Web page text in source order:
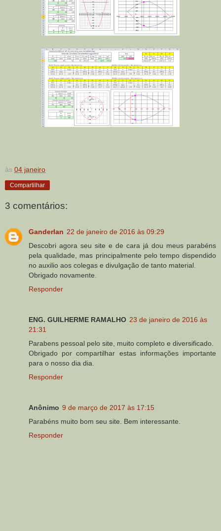
às 04 janeiro
Compartilhar
3 comentários:
Ganderlan 22 de janeiro de 2016 às 09:29
Descobri agora seu site e de cara já dou meus parabéns
pela qualidade, mas principalmente pelo tempo dispendido
no auxilio aos colegas e divulgação de tanto material.
Obrigado novamente.
Responder
ENG. GUILHERME RAMALHO 23 de janeiro de 2016 às
21:31
Parabens pessoal pelo site, muito completo e diversificado.
Obrigado por compartilhar estas informações importante
para o nosso dia dia.
Responder
Anônimo 9 de março de 2017 às 17:15
Parabéns muito bom seu site. Bem interessante.
Responder